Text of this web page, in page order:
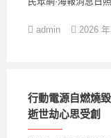
admin 2026
行動電源自燃燒
逝世劫心思受創